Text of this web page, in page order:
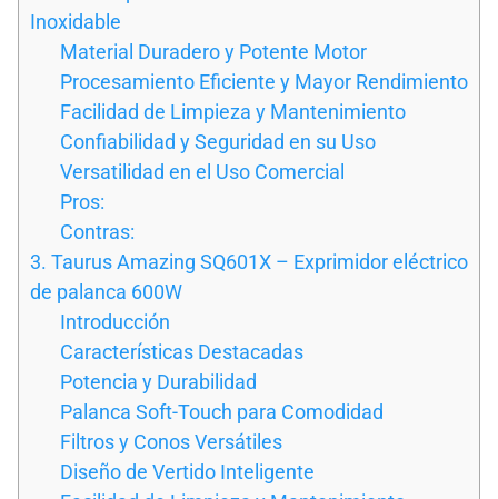
Inoxidable
Material Duradero y Potente Motor
Procesamiento Eficiente y Mayor Rendimiento
Facilidad de Limpieza y Mantenimiento
Confiabilidad y Seguridad en su Uso
Versatilidad en el Uso Comercial
Pros:
Contras:
3. Taurus Amazing SQ601X – Exprimidor eléctrico
de palanca 600W
Introducción
Características Destacadas
Potencia y Durabilidad
Palanca Soft-Touch para Comodidad
Filtros y Conos Versátiles
Diseño de Vertido Inteligente